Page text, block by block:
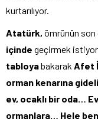
kurtarılıyor.
Atatürk, ömrünün son
içinde geçirmek istiyor.
tabloyabakarak Afet
orman kenarına
ev, ocaklı bir oda…
ormanlara… Hele